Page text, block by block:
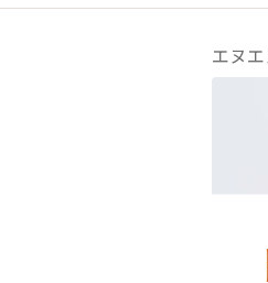
エヌ